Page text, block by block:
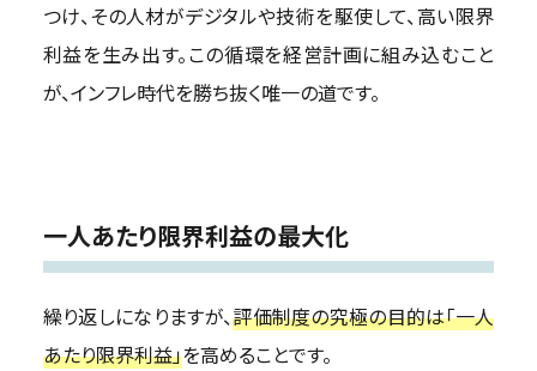
つけ、その人材がデジタルや技術を駆使して、高い限界
利益を生み出す。この循環を経営計画に組み込むこと
が、インフレ時代を勝ち抜く唯一の道です。
一人あたり限界利益の最大化
繰り返しになりますが、評価制度の究極の目的は「一人
あたり限界利益」を高めることです。